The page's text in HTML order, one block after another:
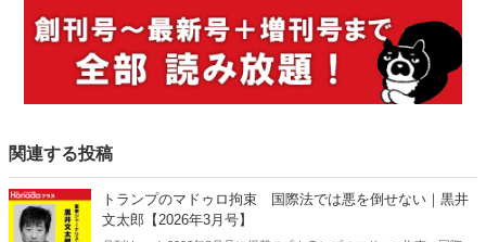
関連する投稿
トランプのマドゥロ拘束 国際法では悪を倒せない｜黒井
文太郎【2026年3月号】